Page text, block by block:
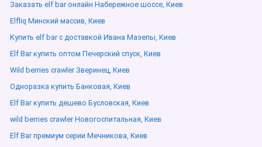
Заказать elf bar онлайн Набережное шоссе, Киев
Elfliq Минский массив, Киев
Купить elf bar с доставкой Ивана Мазепы, Киев
Elf Bar купить оптом Печерский спуск, Киев
Wild berries crawler Зверинец, Киев
Одноразка купить Банковая, Киев
Elf Bar купить дешево Бусловская, Киев
wild berries crawler Новогоспитальная, Киев
Elf Bar премиум серии Мечникова, Киев